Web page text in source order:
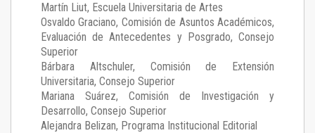
Martín Liut, Escuela Universitaria de Artes
Osvaldo Graciano, Comisión de Asuntos Académicos,
Evaluación de Antecedentes y Posgrado, Consejo
Superior
Bárbara Altschuler, Comisión de Extensión
Universitaria, Consejo Superior
Mariana Suárez, Comisión de Investigación y
Desarrollo, Consejo Superior
Alejandra Belizan, Programa Institucional Editorial